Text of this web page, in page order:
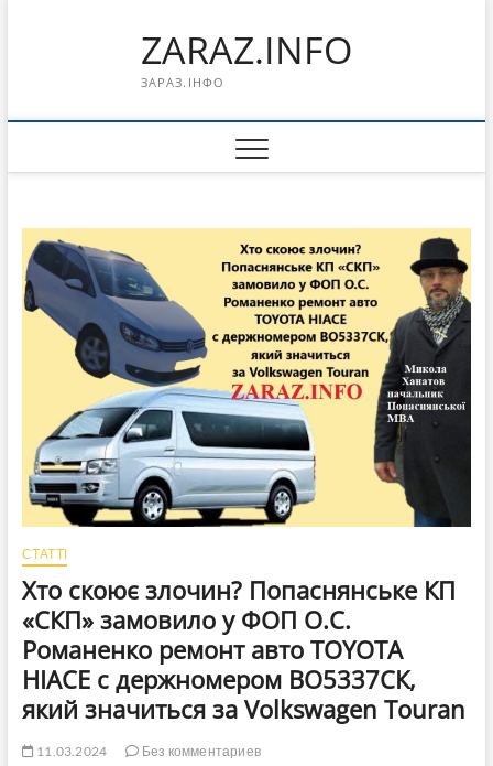
ZARAZ.INFO
ЗАРАЗ.ІНФО
СТАТТІ
Хто скоює злочин? Попаснянське КП
«СКП» замовило у ФОП О.С.
Романенко ремонт авто TOYOTA
HIACE с держномером ВО5337СК,
який значиться за Volkswagen Touran
11.03.2024
Без комментариев